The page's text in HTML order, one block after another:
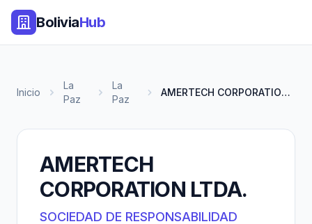
BoliviaHub
Inicio
La
Paz
La
Paz
AMERTECH CORPORATION LTDA.
AMERTECH
CORPORATION LTDA.
SOCIEDAD DE RESPONSABILIDAD